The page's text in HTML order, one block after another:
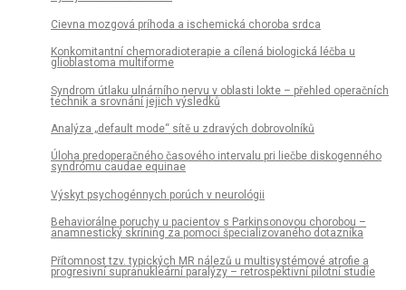
Cievna mozgová príhoda a ischemická choroba srdca
Konkomitantní chemoradioterapie a cílená biologická léčba u
glioblastoma multiforme
Syndrom útlaku ulnárního nervu v oblasti lokte – přehled operačních
technik a srovnání jejich výsledků
Analýza „default mode“ sítě u zdravých dobrovolníků
Úloha predoperačného časového intervalu pri liečbe diskogenného
syndrómu caudae equinae
Výskyt psychogénnych porúch v neurológii
Behaviorálne poruchy u pacientov s Parkinsonovou chorobou –
anamnestický skríning za pomoci špecializovaného dotazníka
Přítomnost tzv. typických MR nálezů u multisystémové atrofie a
progresivní supranukleární paralýzy – retrospektivní pilotní studie